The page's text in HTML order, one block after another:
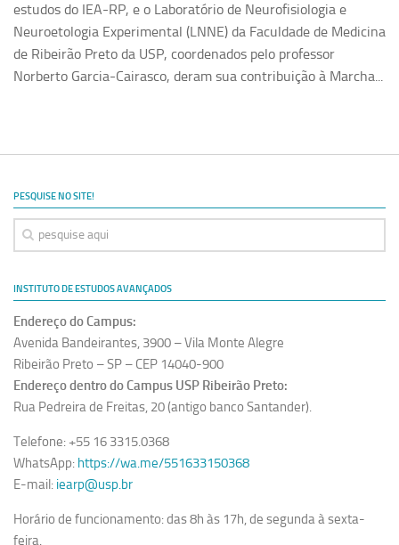
Criminologia Experimental e Segurança Pública
Direito e Tecnologia (Tech Law)
Grupo de Pesquisa GPUBLIC – Centro de Estudos em Gestão
Ano Sabático
Programas Ano Sabático Encerrados
Evandro Eduardo Seron Ruiz
Fabiana Cristina Severi (FDRP)
Fernando de Lima Caneppele
Geciane Silveira Porto
Maria Paula Costa Bertran
Professor Sênior
Professores Seniores Encerrados
estudos do IEA-RP, e o Laboratório de Neurofisiologia e
Neuroetologia Experimental (LNNE) da Faculdade de Medicina
de Ribeirão Preto da USP, coordenados pelo professor
Norberto Garcia-Cairasco, deram sua contribuição à Marcha...
PESQUISE NO SITE!
INSTITUTO DE ESTUDOS AVANÇADOS
Endereço do Campus:
Avenida Bandeirantes, 3900 – Vila Monte Alegre
Ribeirão Preto – SP – CEP 14040-900
Endereço dentro do Campus USP Ribeirão Preto:
Rua Pedreira de Freitas, 20 (antigo banco Santander).
Telefone: +55 16 3315.0368
WhatsApp: https://wa.me/551633150368
E-mail: iearp@usp.br
Horário de funcionamento: das 8h às 17h, de segunda à sexta-
feira.